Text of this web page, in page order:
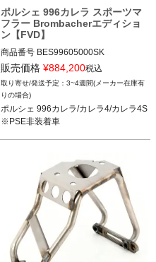
ポルシェ 996カレラ スポーツマ
フラー Brombacherエディショ
ン【FVD】
商品番号 BES99605000SK
BES99605000SK
12FVD：BES 996 050 00SK
ポルシェ 996カレラ/カレラ4/カレラ4S
※PSE非装着車
販売価格 ¥884,200税込
3~4週間(メーカー在庫有
りの場合)
ポルシェ 996カレラ/カレラ4/カレラ4S
※PSE非装着車